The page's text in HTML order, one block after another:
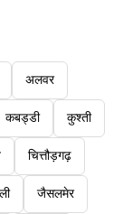
अलवर
कबड्डी कुश्ती
चित्तौड़गढ़
जैसलमेर